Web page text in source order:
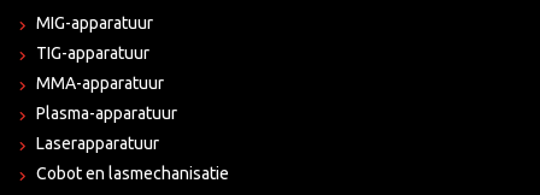
MIG-apparatuur
TIG-apparatuur
MMA-apparatuur
Plasma-apparatuur
Laserapparatuur
Cobot en lasmechanisatie